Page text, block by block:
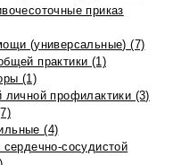
приказ
(универсальные) (7)
практики (1)
(1)
личной профилактики (3)
(4)
сосудистой